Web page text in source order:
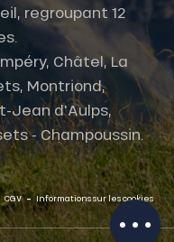
Description
Prestations
Ouvertures
Contacter
par email
regroupant 12
Châtel, La
Montriond,
Jean d'Aulps,
- Champoussin.
CGV - Informations sur les cookies